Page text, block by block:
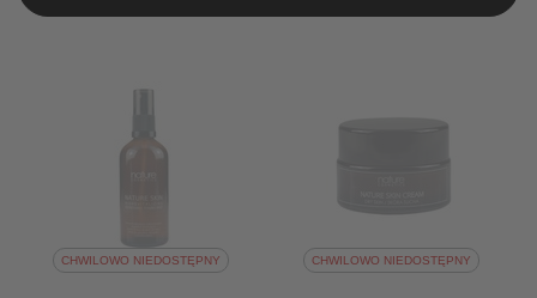
CHWILOWO NIEDOSTĘPNY CHWILOWO NIEDOSTĘPNY